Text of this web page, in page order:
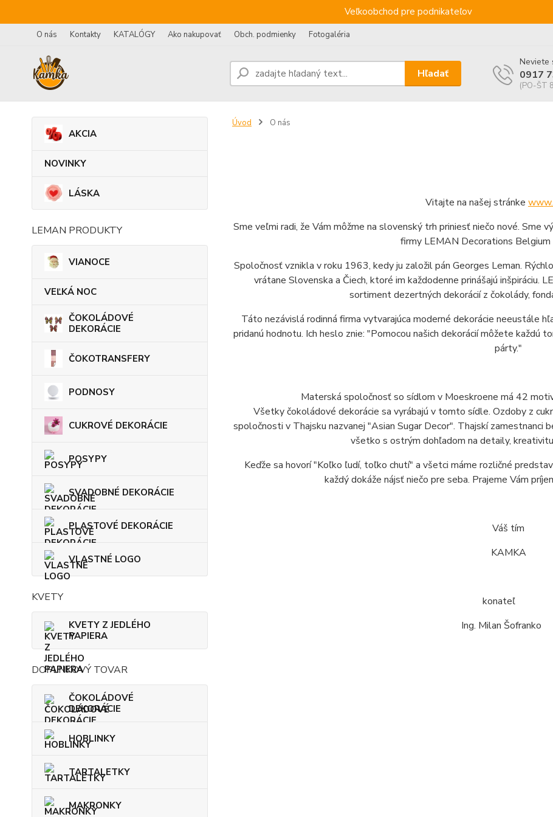
Veľkoobchod pre podnikateľov
O nás Kontakty KATALÓGY Ako nakupovať Obch. podmienky Fotogaléria
Hľadať
Neviete
0917
(PO-ŠT
AKCIA
NOVINKY
LÁSKA
LEMAN PRODUKTY
VIANOCE
VEĽKÁ NOC
ČOKOLÁDOVÉ
DEKORÁCIE
ČOKOTRANSFERY
PODNOSY
CUKROVÉ DEKORÁCIE
POSYPY
SVADOBNÉ DEKORÁCIE
PLASTOVÉ DEKORÁCIE
VLASTNÉ LOGO
KVETY
KVETY Z JEDLÉHO
PAPIERA
DOPLNKOVÝ TOVAR
ČOKOLÁDOVÉ
DEKORÁCIE
HOBLINKY
TARTALETKY
MAKRONKY
Úvod O nás
Vitajte na našej stránke
Sme veľmi radi, že Vám môžme na slovenský trh priniesť niečo nové.
firmy LEMAN Decorations Belgium
Spoločnosť vznikla v roku 1963, kedy ju založil pán Georges Leman.
vrátane Slovenska a Čiech, ktoré im každodenne prinášajú inšpiráciu.
sortiment dezertných dekorácií z čokolády,
Táto nezávislá rodinná firma vytvarajúca moderné dekorácie neeustále
pridanú hodnotu. Ich heslo znie: "Pomocou našich dekorácií môžete
párty."
Materská spoločnosť so sídlom v Moeskroene má 42
Všetky čokoládové dekorácie sa vyrábajú v tomto sídle. Ozdoby z
spoločnosti v Thajsku nazvanej "Asian Sugar Decor". Thajskí zamestnanci
všetko s ostrým dohľadom na detaily,
Keďže sa hovorí "Koľko ľudí, toľko chutí" a všetci máme rozličné
každý dokáže nájsť niečo pre seba. Prajeme Vám
Váš tím
KAMKA
Ing. Milan